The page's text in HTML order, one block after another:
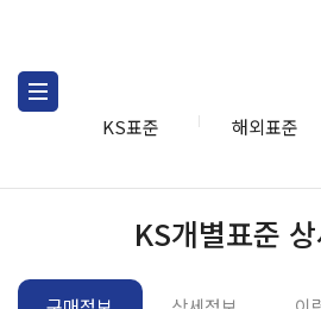
KS표준 해외표준
KS개별표준